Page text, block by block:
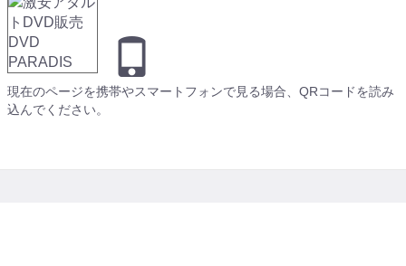
現在のページを携帯やスマートフォンで見る場合、QRコードを読み
込んでください。